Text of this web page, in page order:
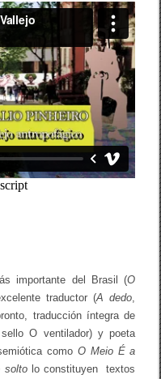
importante del Brasil (O
traductor (A dedo
traducción íntegra de
O ventilador) y poeta
como O Meio É a
soltolo constituyen textos